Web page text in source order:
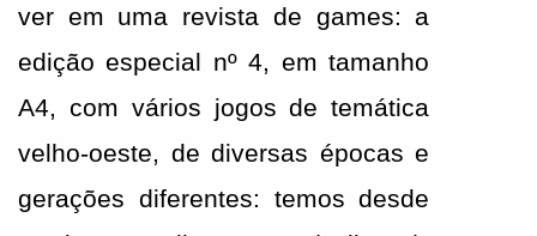
ver em uma revista de games: a
edição especial nº 4, em tamanho
A4, com vários jogos de temática
velho-oeste, de diversas épocas e
gerações diferentes: temos desde